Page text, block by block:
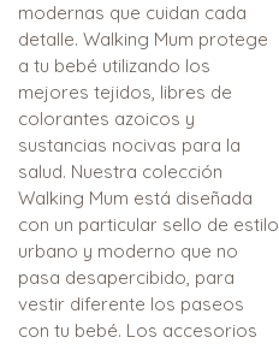
modernas que cuidan cada
detalle. Walking Mum protege
a tu bebé utilizando los
mejores tejidos, libres de
colorantes azoicos y
sustancias nocivas para la
salud. Nuestra colección
Walking Mum está diseñada
con un particular sello de estilo
urbano y moderno que no
pasa desapercibido, para
vestir diferente los paseos
con tu bebé. Los accesorios